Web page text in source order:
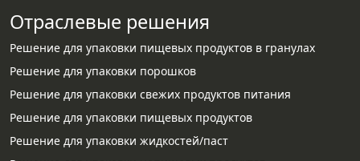
Отраслевые решения
Решение для упаковки пищевых продуктов в гранулах
Решение для упаковки порошков
Решение для упаковки свежих продуктов питания
Решение для упаковки пищевых продуктов
Решение для упаковки жидкостей/паст